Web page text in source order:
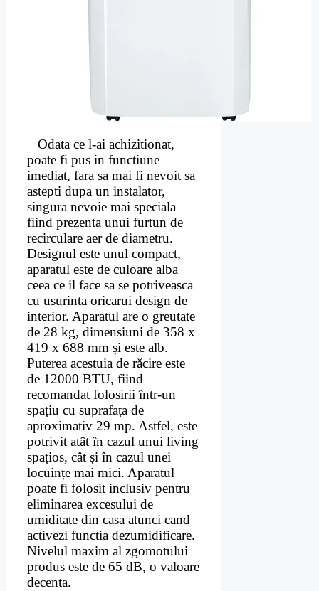
Odata ce l-ai achizitionat,
poate fi pus in functiune
imediat, fara sa mai fi nevoit sa
astepti dupa un instalator,
singura nevoie mai speciala
fiind prezenta unui furtun de
recirculare aer de diametru.
Designul este unul compact,
aparatul este de culoare alba
ceea ce il face sa se potriveasca
cu usurinta oricarui design de
interior. Aparatul are o greutate
de 28 kg, dimensiuni de 358 x
419 x 688 mm și este alb.
Puterea acestuia de răcire este
de 12000 BTU, fiind
recomandat folosirii într-un
spațiu cu suprafața de
aproximativ 29 mp. Astfel, este
potrivit atât în cazul unui living
spațios, cât și în cazul unei
locuințe mai mici. Aparatul
poate fi folosit inclusiv pentru
eliminarea excesului de
umiditate din casa atunci cand
activezi functia dezumidificare.
Nivelul maxim al zgomotului
produs este de 65 dB, o valoare
decenta.